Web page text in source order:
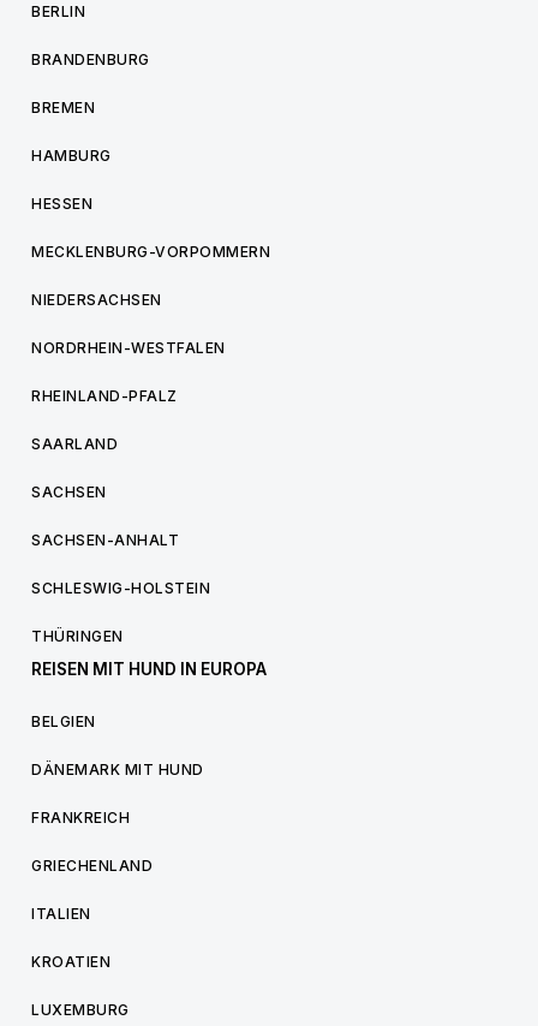
BERLIN
BRANDENBURG
BREMEN
HAMBURG
HESSEN
MECKLENBURG-VORPOMMERN
NIEDERSACHSEN
NORDRHEIN-WESTFALEN
RHEINLAND-PFALZ
SAARLAND
SACHSEN
SACHSEN-ANHALT
SCHLESWIG-HOLSTEIN
THÜRINGEN
REISEN MIT HUND IN EUROPA
BELGIEN
DÄNEMARK MIT HUND
FRANKREICH
GRIECHENLAND
ITALIEN
KROATIEN
LUXEMBURG